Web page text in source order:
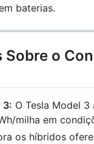
baterias.
o
3: O Tesla Model 3
milha em
os híbridos